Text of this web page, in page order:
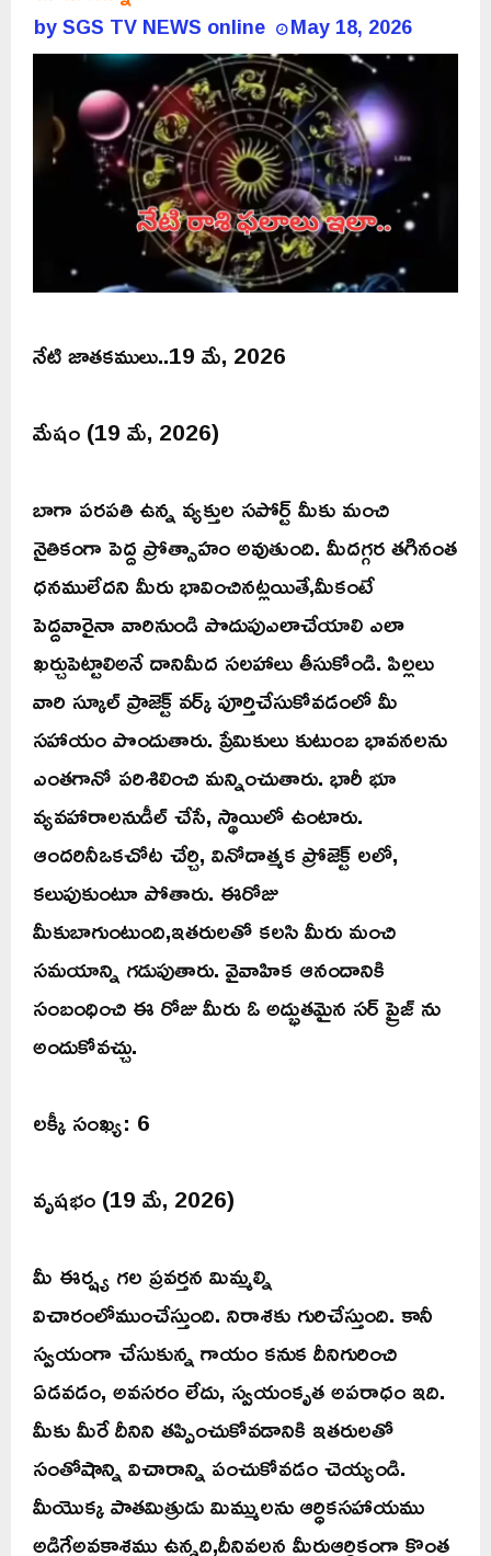
bySGS TV NEWS online May 18, 2026
నేటి జాతకములు..19 మే, 2026
మేషం (19 మే, 2026)
బాగా పరపతి ఉన్న వ్యక్తుల సపోర్ట్ మీకు మంచి
నైతికంగా పెద్ద ప్రోత్సాహం అవుతుంది. మీదగ్గర తగినంత
ధనములేదని మీరు భావించినట్లయితే,మీకంటే
పెద్దవారైనా వారినుండి పొదుపుఎలాచేయాలి ఎలా
ఖర్చుపెట్టాలిఅనే దానిమీద సలహాలు తీసుకోండి. పిల్లలు
వారి స్కూల్ ప్రాజెక్ట్ వర్క్ పూర్తిచేసుకోవడంలో మీ
సహాయం పొందుతారు. ప్రేమికులు కుటుంబ భావనలను
ఎంతగానో పరిశిలించి మన్నించుతారు. భారీ భూ
వ్యవహారాలనుడీల్ చేసే, స్థాయిలో ఉంటారు.
ఆందరినీఒకచోట చేర్చి, వినోదాత్మక ప్రోజెక్ట్ లలో,
కలుపుకుంటూ పోతారు. ఈరోజు
మీకుబాగుంటుంది,ఇతరులతో కలసి మీరు మంచి
సమయాన్ని గడుపుతారు. వైవాహిక ఆనందానికి
సంబంధించి ఈ రోజు మీరు ఓ అద్భుతమైన సర్ ప్రైజ్ ను
అందుకోవచ్చు.
లక్కీ సంఖ్య: 6
వృషభం (19 మే, 2026)
మీ ఈర్ష్య గల ప్రవర్తన మిమ్మల్ని
విచారంలోముంచేస్తుంది. నిరాశకు గురిచేస్తుంది. కానీ
స్వయంగా చేసుకున్న గాయం కనుక దీనిగురించి
ఏడవడం, అవసరం లేదు, స్వయంకృత అపరాధం ఇది.
మీకు మీరే దీనిని తప్పించుకోవడానికి ఇతరులతో
సంతోషాన్ని విచారాన్ని పంచుకోవడం చెయ్యండి.
మీయొక్క పాతమిత్రుడు మిమ్ములను ఆర్ధికసహాయము
అడిగేఅవకాశము ఉన్నది,దీనివలన మీరుఆర్ధికంగా కొంత